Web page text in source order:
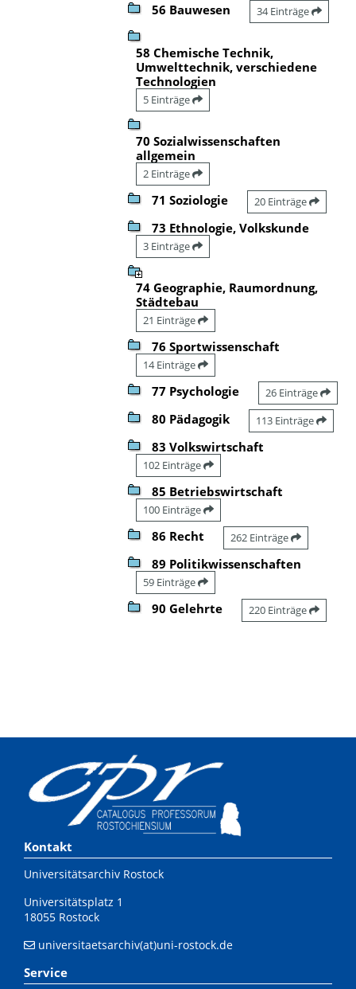
56 Bauwesen 34 Einträge
58 Chemische Technik,
Umwelttechnik, verschiedene
Technologien
5 Einträge
70 Sozialwissenschaften
allgemein
2 Einträge
71 Soziologie 20 Einträge
73 Ethnologie, Volkskunde
3 Einträge
74 Geographie, Raumordnung,
Städtebau
21 Einträge
76 Sportwissenschaft
14 Einträge
77 Psychologie 26 Einträge
80 Pädagogik 113 Einträge
83 Volkswirtschaft
102 Einträge
85 Betriebswirtschaft
100 Einträge
86 Recht 262 Einträge
89 Politikwissenschaften
59 Einträge
90 Gelehrte 220 Einträge
Kontakt
Universitätsarchiv Rostock
Universitätsplatz 1
18055 Rostock
universitaetsarchiv(at)uni-rostock.de
Service